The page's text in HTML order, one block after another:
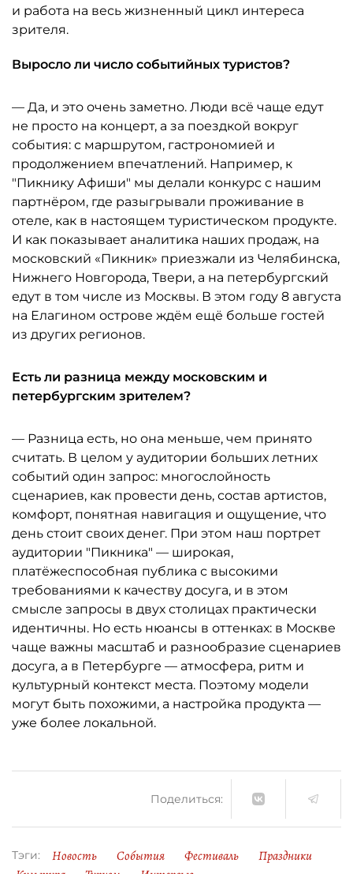
и работа на весь жизненный цикл интереса
зрителя.
Выросло ли число событийных туристов?
— Да, и это очень заметно. Люди всё чаще едут
не просто на концерт, а за поездкой вокруг
события: с маршрутом, гастрономией и
продолжением впечатлений. Например, к
"Пикнику Афиши" мы делали конкурс с нашим
партнёром, где разыгрывали проживание в
отеле, как в настоящем туристическом продукте.
И как показывает аналитика наших продаж, на
московский «Пикник» приезжали из Челябинска,
Нижнего Новгорода, Твери, а на петербургский
едут в том числе из Москвы. В этом году 8 августа
на Елагином острове ждём ещё больше гостей
из других регионов.
Есть ли разница между московским и
петербургским зрителем?
— Разница есть, но она меньше, чем принято
считать. В целом у аудитории больших летних
событий один запрос: многослойность
сценариев, как провести день, состав артистов,
комфорт, понятная навигация и ощущение, что
день стоит своих денег. При этом наш портрет
аудитории "Пикника" — широкая,
платёжеспособная публика с высокими
требованиями к качеству досуга, и в этом
смысле запросы в двух столицах практически
идентичны. Но есть нюансы в оттенках: в Москве
чаще важны масштаб и разнообразие сценариев
досуга, а в Петербурге — атмосфера, ритм и
культурный контекст места. Поэтому модели
могут быть похожими, а настройка продукта —
уже более локальной.
Поделиться:
Тэги: Новость События Фестиваль
Праздники